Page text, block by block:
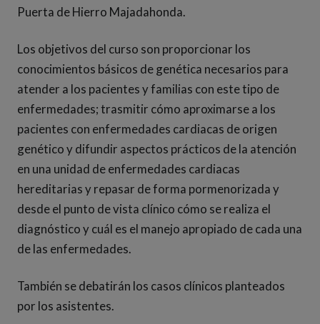
Puerta de Hierro Majadahonda.
Los objetivos del curso son proporcionar los
conocimientos básicos de genética necesarios para
atender a los pacientes y familias con este tipo de
enfermedades; trasmitir cómo aproximarse a los
pacientes con enfermedades cardiacas de origen
genético y difundir aspectos prácticos de la atención
en una unidad de enfermedades cardiacas
hereditarias y repasar de forma pormenorizada y
desde el punto de vista clínico cómo se realiza el
diagnóstico y cuál es el manejo apropiado de cada una
de las enfermedades.
También se debatirán los casos clínicos planteados
por los asistentes.